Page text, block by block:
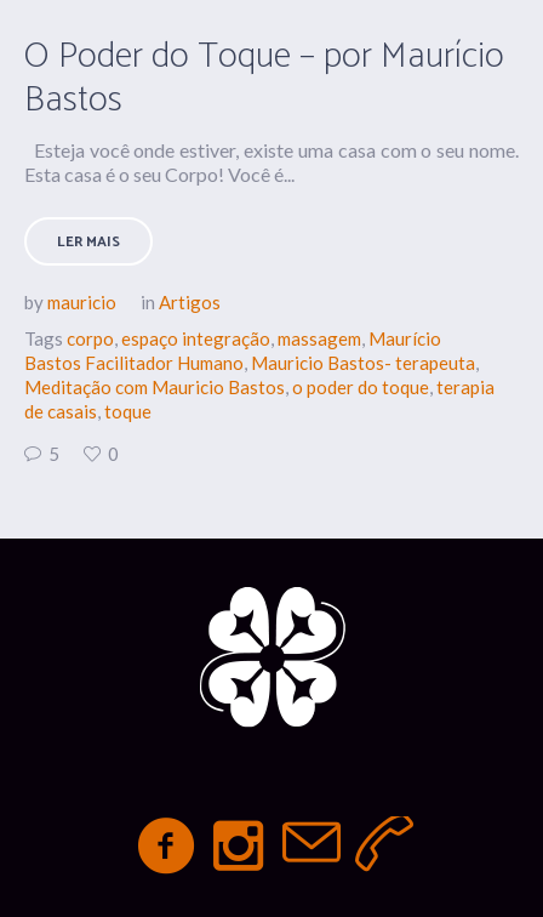
O Poder do Toque – por Maurício
Bastos
Esteja você onde estiver, existe uma casa com o seu nome.
Esta casa é o seu Corpo! Você é...
LER MAIS
bymauricio in Artigos
Tags corpo,espaço integração,massagem, Maurício
Bastos Facilitador Humano, Mauricio Bastos- terapeuta,
Meditação com Mauricio Bastos,o poder do toque,terapia
de casais,toque
5
0